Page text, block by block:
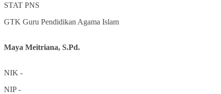
STAT PNS
GTK Guru Pendidikan Agama Islam
Maya Meitriana, S.Pd.
NIK -
NIP-